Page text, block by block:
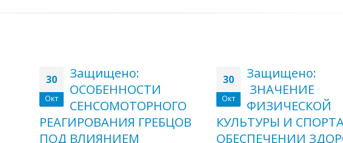
30
Окт
Защищено:
ОСОБЕННОСТИ
СЕНСОМОТОРНОГО
РЕАГИРОВАНИЯ ГРЕБЦОВ
ПОД ВЛИЯНИЕМ
30
Окт
Защищено:
ЗНАЧЕНИЕ
ФИЗИЧЕСКОЙ
КУЛЬТУРЫ И
ОБЕСПЕЧЕНИИ